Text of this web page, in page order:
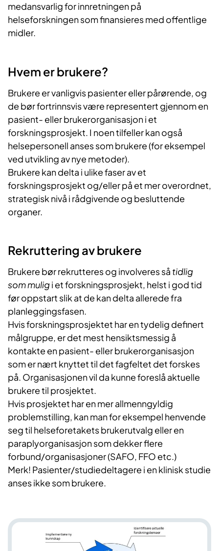
medansvarlig for innretningen på
helseforskningen som finansieres med offentlige
midler.
Hvem erbrukere?
Brukere er vanligvis pasienter eller pårørende, og
de bør fortrinnsvis være representert gjennom en
pasient- eller brukerorganisasjon i et
forskningsprosjekt. I noen tilfeller kan også
helsepersonell anses som brukere (for eksempel
ved utvikling av nye metoder).
Brukere kan delta i ulike faser av et
forskningsprosjekt og/eller på et mer overordnet,
strategisk nivå i rådgivende og besluttende
organer.
Rekruttering av brukere
Brukere bør rekrutteres og involveres så tidlig
som muligi et forskningsprosjekt, helst i god tid
før oppstart slik at de kan delta allerede fra
planleggingsfasen.
Hvis forskningsprosjektet har en tydelig definert
målgruppe, er det mest hensiktsmessig å
kontakte en pasient- eller brukerorganisasjon
som er nært knyttet til det fagfeltet det forskes
på. Organisasjonen vil da kunne foreslå aktuelle
brukere til prosjektet.
Hvis prosjektet har en mer allmenngyldig
problemstilling, kan man for eksempel henvende
seg til helseforetakets brukerutvalg eller en
paraplyorganisasjon som dekker flere
forbund/organisasjoner (SAFO, FFO etc.)
Merk! Pasienter/studiedeltagere i en klinisk studie
anses ikke som brukere.